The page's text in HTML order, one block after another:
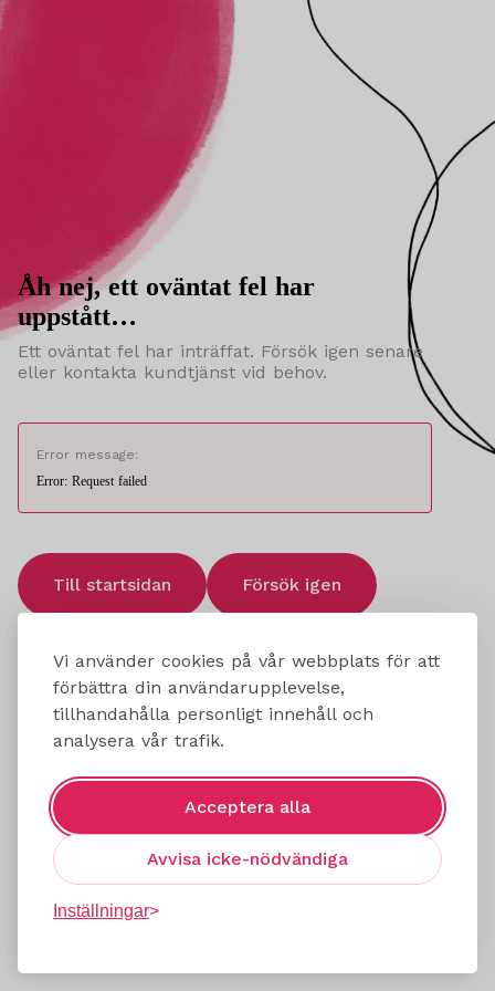
Vi använder cookies på vår webbplats för att
förbättra din användarupplevelse,
tillhandahålla personligt innehåll och
analysera vår trafik.
Acceptera alla
Avvisa icke-nödvändiga
Inställningar
Åh nej, ett oväntat fel har
uppstått…
Ett oväntat fel har inträffat. Försök igen senare
eller kontakta kundtjänst vid behov.
Error message:
Error: Request failed
Till startsidan Försök igen